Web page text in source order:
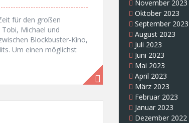
für den großen
Michael und
Blockbuster-Kino,
Um einen möglichst
November 2023
Oktober 2023
September 2023
August 2023
Juli 2023
Juni 2023
Mai 2023
April 2023
März 2023
Februar 2023
Januar 2023
Dezember 2022